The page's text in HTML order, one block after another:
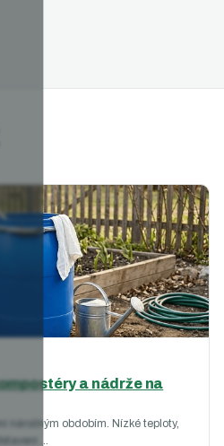
a nádrže na
náročným obdobím. Nízké teploty,
...